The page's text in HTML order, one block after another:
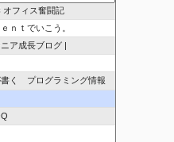
オフィス奮闘記
ｎｔでいこう。
ア成長ブログ |
書く プログラミング情報